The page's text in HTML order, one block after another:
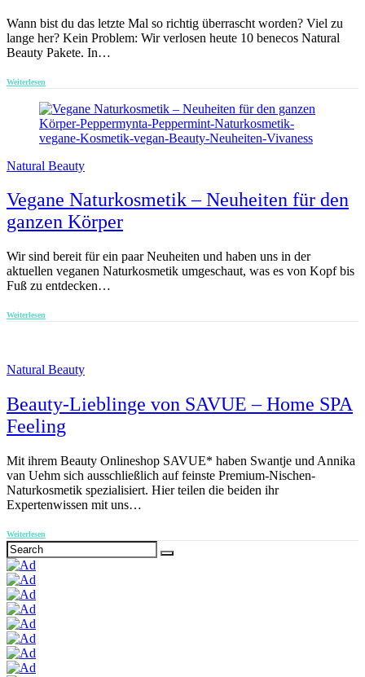
Wann bist du das letzte Mal so richtig überrascht worden? Viel zu
lange her? Kein Problem: Wir verlosen heute 10 benecos Natural
Beauty Pakete. In…
Weiterlesen
Natural Beauty
Vegane Naturkosmetik – Neuheiten für den
ganzen Körper
Wir sind bereit für ein paar Neuheiten und haben uns in der
aktuellen veganen Naturkosmetik umgeschaut, was es von Kopf bis
Fuß zu entdecken…
Weiterlesen
Natural Beauty
Beauty-Lieblinge von SAVUE – Home SPA
Feeling
Mit ihrem Beauty Onlineshop SAVUE* haben Swantje und Annika
van Uehm sich ausschließlich auf feinste Premium-Nischen-
Naturkosmetik spezialisiert. Hier teilen die beiden ihr
Expertenwissen mit uns…
Weiterlesen